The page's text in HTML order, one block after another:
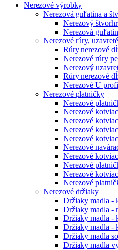
Nerezové výrobky
Nerezová guľatina a
Nerezový
Nerezová
Nerezové rúry,
Rúry nerezové
Nerezové rúry
Nerezový
Rúry nerezové
Nerezové U
Nerezové platničky
Nerezové
Nerezové
Nerezové
Nerezové
Nerezové
Nerezové
Nerezové
Nerezové
Nerezové
Nerezové
Nerezové držiaky
Držiaky madla -
Držiaky madla -
Držiaky madla -
Držiaky madla -
Držiaky madla
Držiaky madla